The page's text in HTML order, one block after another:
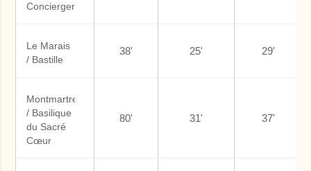
Conciergerie
Le Marais
/ Bastille
38' 25' 29'
Montmartre
/ Basilique
du Sacré
Cœur
80' 31' 37'